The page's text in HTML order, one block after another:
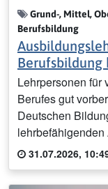
Grund-, Mittel,
Berufsbildung
Lehrpersonen für
Berufes gut
Deutschen
31.07.2026,